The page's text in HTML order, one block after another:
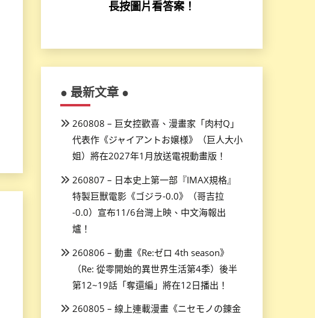
長按圖片看答案！
● 最新文章 ●
260808 – 巨女控歡喜、漫畫家「肉村Q」
代表作《ジャイアントお嬢様》（巨人大小
姐）將在2027年1月放送電視動畫版！
260807 – 日本史上第一部『IMAX規格』
特製巨獸電影《ゴジラ-0.0》（哥吉拉
-0.0）宣布11/6台灣上映、中文海報出
爐！
260806 – 動畫《Re:ゼロ 4th season》
（Re: 從零開始的異世界生活第4季）後半
第12~19話「奪還編」將在12日播出！
260805 – 線上連載漫畫《ニセモノの錬金